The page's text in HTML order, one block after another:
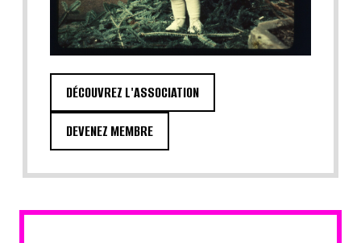
DÉCOUVREZ L'ASSOCIATION
DEVENEZ MEMBRE